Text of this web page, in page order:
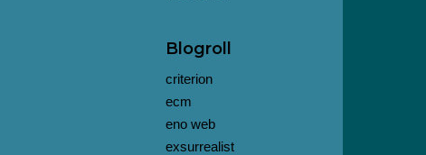
Blogroll
criterion
ecm
eno web
exsurrealist